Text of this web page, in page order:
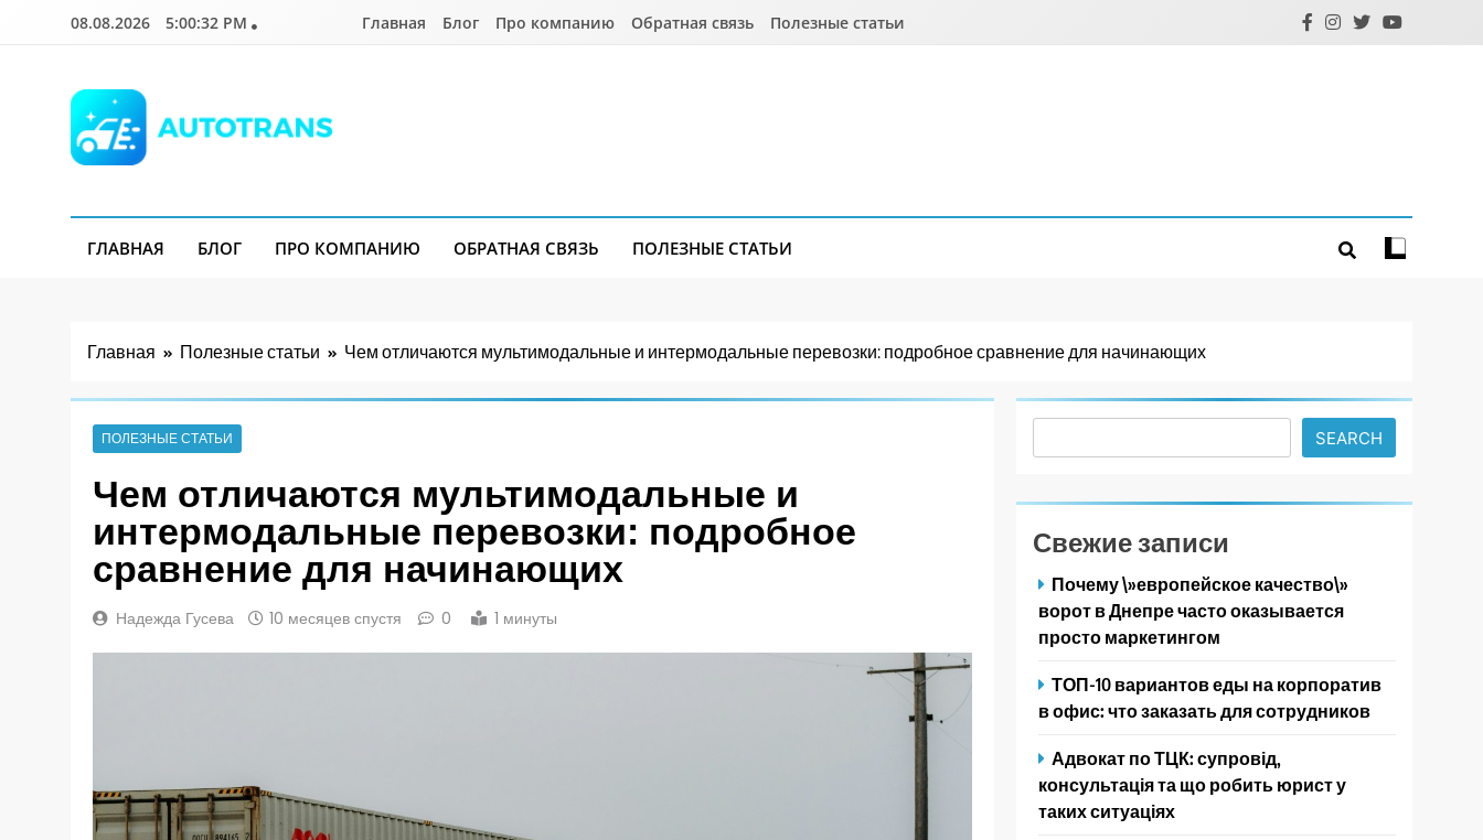
08.08.2026 5:00:33 PM Главная Блог Про компанию Обратная связь Полезные статьи
ГЛАВНАЯ БЛОГ ПРО КОМПАНИЮ ОБРАТНАЯ СВЯЗЬ ПОЛЕЗНЫЕ СТАТЬИ
Главная Полезные статьи Чем отличаются мультимодальные и интермодальные перевозки: подробное сравнение для начинающих
ПОЛЕЗНЫЕ СТАТЬИ
Чем отличаются мультимодальные и
интермодальные перевозки: подробное
сравнение для начинающих
Надежда Гусева 10 месяцев спустя 0 1 минуты
SEARCH
Свежие записи
Почему \»европейское качество\»
ворот в Днепре часто оказывается
просто маркетингом
ТОП-10 вариантов еды на корпоратив
в офис: что заказать для сотрудников
Адвокат по ТЦК: супровід,
консультація та що робить юрист у
таких ситуаціях